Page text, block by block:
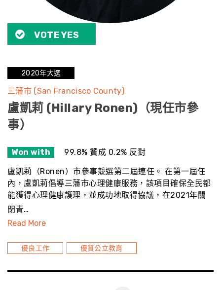
VOTE YES
2020年大選
三藩市 (San Francisco County)
盧凱莉 (Hillary Ronen)（現任市參
事）
Won with 99.8% 贊成 0.2% 反對
盧凱莉（Ronen）市參事競選第二屆連任。 在第一屆任
內，盧凱莉倡導三藩市心理健康服務，該項目確保全民都
能獲得心理健康護理，並成功地取得協議，在2021年關
閉青…
Read More
優良工作 優質公立教育